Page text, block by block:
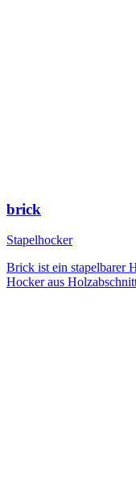
brick
Stapelhocker
Brick ist ein stapelbarer
Hocker aus